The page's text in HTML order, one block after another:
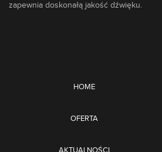
zapewnia doskonałą jakość dźwięku.
HOME
OFERTA